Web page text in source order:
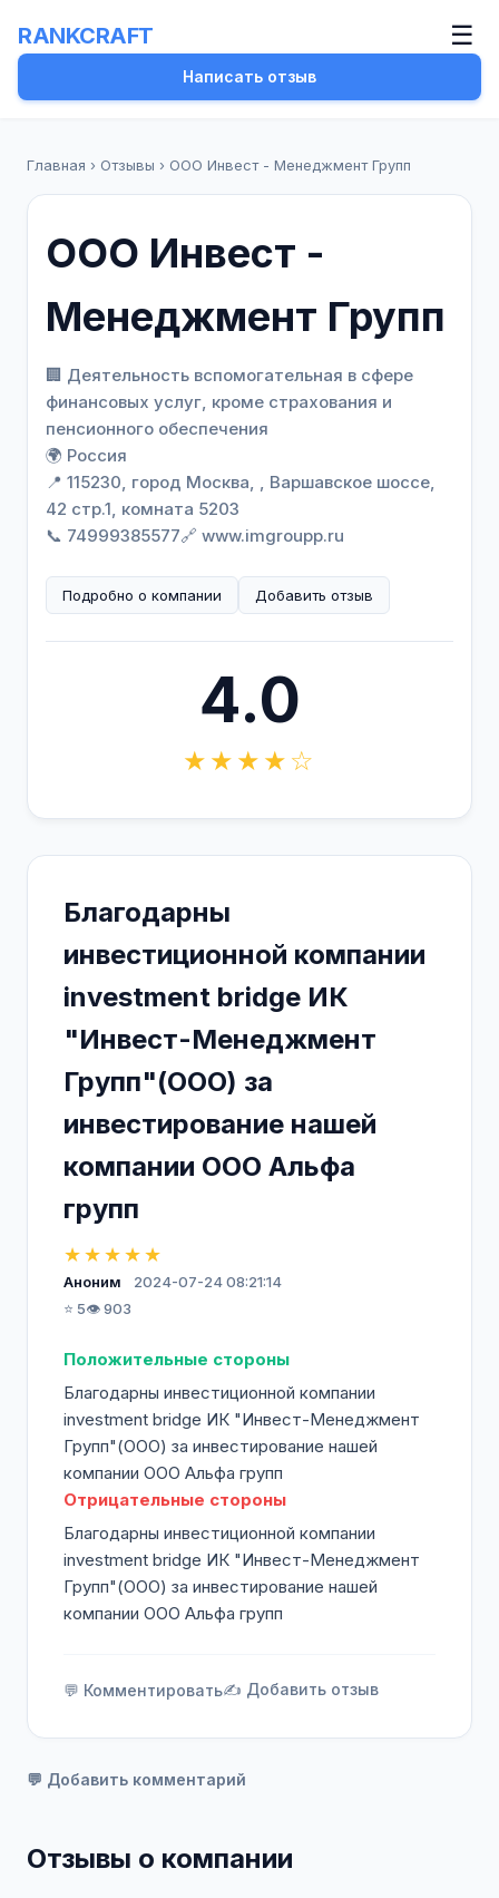
RANKCRAFT ☰
Написать отзыв
Главная › Отзывы › ООО Инвест - Менеджмент Групп
ООО Инвест -
Менеджмент Групп
🏢 Деятельность вспомогательная в сфере
финансовых услуг, кроме страхования и
пенсионного обеспечения
🌍 Россия
📍 115230, город Москва, , Варшавское шоссе,
42 стр.1, комната 5203
📞 74999385577🔗 www.imgroupp.ru
Подробно о компании Добавить отзыв
4.0
★★★★☆
Благодарны
инвестиционной компании
investment bridge ИК
"Инвест-Менеджмент
Групп"(ООО) за
инвестирование нашей
компании ООО Альфа
групп
★★★★★
Аноним
2024-07-24 08:21:14
⭐ 5👁️ 903
Положительные стороны
Благодарны инвестиционной компании
investment bridge ИК "Инвест-Менеджмент
Групп"(ООО) за инвестирование нашей
компании ООО Альфа групп
Отрицательные стороны
Благодарны инвестиционной компании
investment bridge ИК "Инвест-Менеджмент
Групп"(ООО) за инвестирование нашей
компании ООО Альфа групп
💬 Комментировать✍️ Добавить отзыв
💬 Добавить комментарий
Отзывы о компании